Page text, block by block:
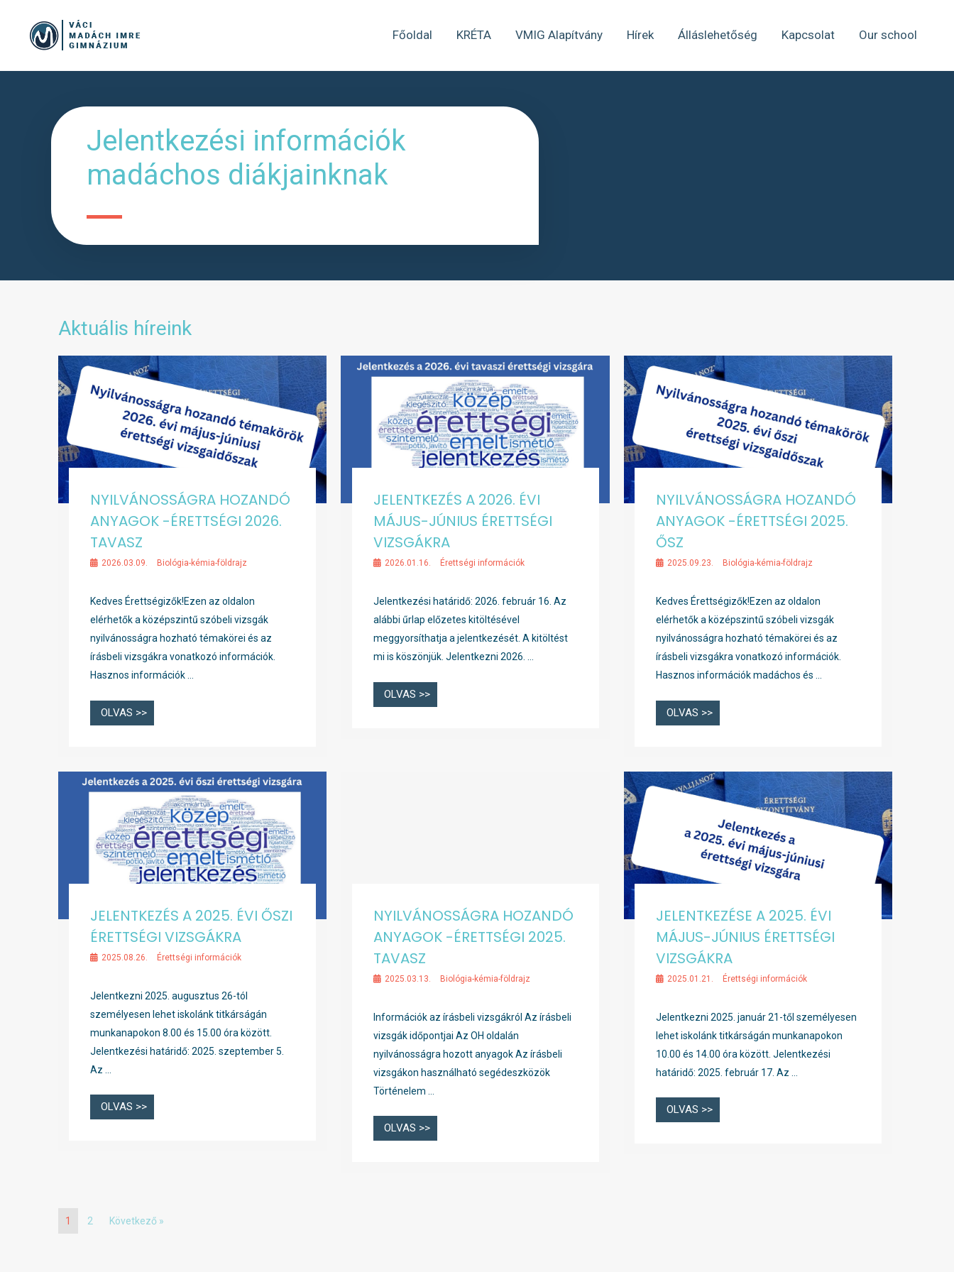
Főoldal KRÉTA VMIG Alapítvány Hírek Álláslehetőség Kapcsolat Our school
Jelentkezési információk
madáchos diákjainknak
Aktuális híreink
NYILVÁNOSSÁGRA HOZANDÓ
ANYAGOK -ÉRETTSÉGI 2026.
TAVASZ
2026.03.09. Biológia-kémia-földrajz
Kedves Érettségizők!Ezen az oldalon
elérhetők a középszintű szóbeli vizsgák
nyilvánosságra hozható témakörei és az
írásbeli vizsgákra vonatkozó információk.
Hasznos információk …
OLVAS >>
JELENTKEZÉS A 2026. ÉVI
MÁJUS-JÚNIUS ÉRETTSÉGI
VIZSGÁKRA
2026.01.16. Érettségi információk
Jelentkezési határidő: 2026. február 16. Az
alábbi űrlap előzetes kitöltésével
meggyorsíthatja a jelentkezését. A kitöltést
mi is köszönjük. Jelentkezni 2026. …
OLVAS >>
NYILVÁNOSSÁGRA HOZANDÓ
ANYAGOK -ÉRETTSÉGI 2025.
ŐSZ
2025.09.23. Biológia-kémia-földrajz
Kedves Érettségizők!Ezen az oldalon
elérhetők a középszintű szóbeli vizsgák
nyilvánosságra hozható témakörei és az
írásbeli vizsgákra vonatkozó információk.
Hasznos információk madáchos és …
OLVAS >>
JELENTKEZÉS A 2025. ÉVI ŐSZI
ÉRETTSÉGI VIZSGÁKRA
2025.08.26. Érettségi információk
Jelentkezni 2025. augusztus 26-tól
személyesen lehet iskolánk titkárságán
munkanapokon 8.00 és 15.00 óra között.
Jelentkezési határidő: 2025. szeptember 5.
Az …
OLVAS >>
NYILVÁNOSSÁGRA HOZANDÓ
ANYAGOK -ÉRETTSÉGI 2025.
TAVASZ
2025.03.13. Biológia-kémia-földrajz
Információk az írásbeli vizsgákról Az írásbeli
vizsgák időpontjai Az OH oldalán
nyilvánosságra hozott anyagok Az írásbeli
vizsgákon használható segédeszközök
Történelem …
OLVAS >>
JELENTKEZÉSE A 2025. ÉVI
MÁJUS-JÚNIUS ÉRETTSÉGI
VIZSGÁKRA
2025.01.21. Érettségi információk
Jelentkezni 2025. január 21-től személyesen
lehet iskolánk titkárságán munkanapokon
10.00 és 14.00 óra között. Jelentkezési
határidő: 2025. február 17. Az …
OLVAS >>
1 2 Következő »